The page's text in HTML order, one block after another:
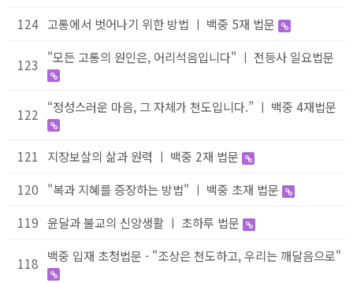
124 고통에서 벗어나기 위한 방법 ㅣ 백중 5재 법문
123 "모든 고통의 원인은, 어리석음입니다" ㅣ 전등사 일요법문
122 “정성스러운 마음, 그 자체가 천도입니다.” ㅣ 백중 4재법문
121
지장보살의 삶과 원력 ㅣ 백중 2재 법문
120 "복과 지혜를 증장하는 방법" ㅣ 백중 초재 법문
119 윤달과 불교의 신앙생활 ㅣ 초하루 법문
118 백중 입재 초청법문 - "조상은 천도하고, 우리는 깨달음으로"